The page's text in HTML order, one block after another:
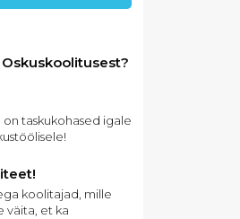
taskukohased igale
koolitajad, mille
väita, et ka